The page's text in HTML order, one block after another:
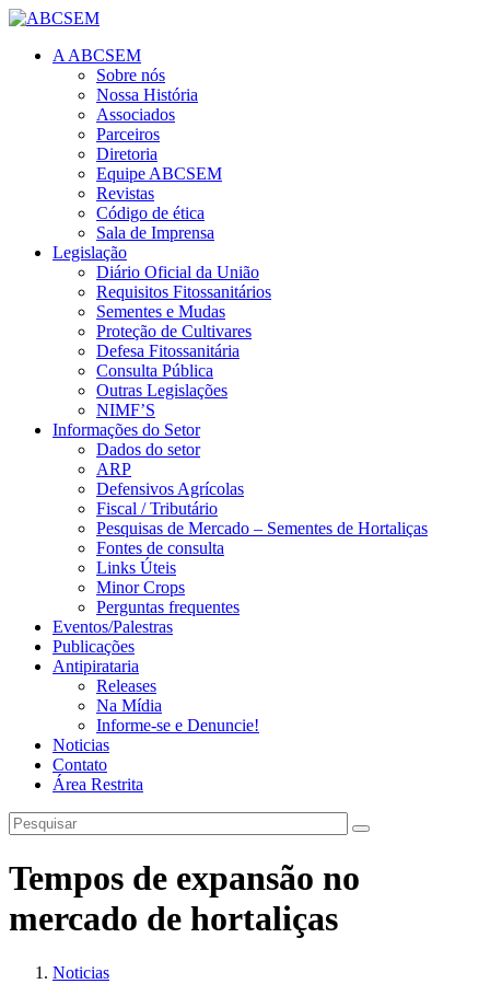
A ABCSEM
Sobre nós
Nossa História
Associados
Parceiros
Diretoria
Equipe ABCSEM
Revistas
Código de ética
Sala de Imprensa
Legislação
Diário Oficial da União
Requisitos Fitossanitários
Sementes e Mudas
Proteção de Cultivares
Defesa Fitossanitária
Consulta Pública
Outras Legislações
NIMF’S
Informações do Setor
Dados do setor
ARP
Defensivos Agrícolas
Fiscal / Tributário
Pesquisas de Mercado – Sementes de Hortaliças
Fontes de consulta
Links Úteis
Minor Crops
Perguntas frequentes
Eventos/Palestras
Publicações
Antipirataria
Releases
Na Mídia
Informe-se e Denuncie!
Noticias
Contato
Área Restrita
Tempos de expansão no
mercado de hortaliças
Noticias